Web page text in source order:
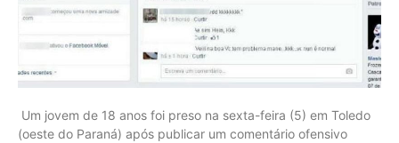
Um jovem de 18 anos foi preso na sexta-feira (5) em Toledo
(oeste do Paraná) após publicar um comentário ofensivo